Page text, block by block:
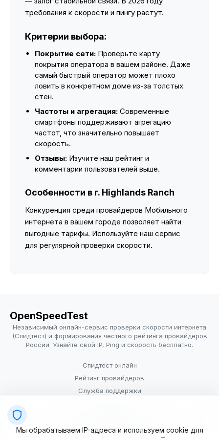
требования к скорости и пингу растут.
Критерии выбора:
Покрытие сети: Проверьте карту
покрытия оператора в вашем районе. Даже
самый быстрый оператор может плохо
ловить в конкретном доме из-за толстых
стен.
Частоты и агрегация: Современные
смартфоны поддерживают агрегацию
частот, что значительно повышает
скорость.
Отзывы: Изучите наш рейтинг и
комментарии пользователей выше.
Особенности в г. Highlands Ranch
Конкуренция среди провайдеров Мобильного
интернета в вашем городе позволяет найти
выгодные тарифы. Используйте наш сервис
для регулярной проверки скорости.
OpenSpeedTest
Независимый онлайн-сервис проверки скорости интернета
(Спидтест) и формирования честного рейтинга провайдеров
России. Узнайте свой IP, Ping и скорость бесплатно.
Спидтест онлайн
Рейтинг провайдеров
Служба поддержки
Условия использования
Мы обрабатываем IP-адреса и используем cookie для